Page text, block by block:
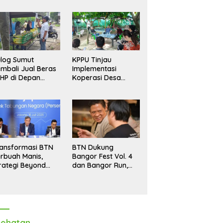
Sumut
Jual Beras
di Depan
Akhir Tahun
KPPU Tinjau
Implementasi
Koperasi Desa
BTN
Manis,
Beyond
BTN Dukung
Bangor Fest Vol. 4
dan Bangor Run,